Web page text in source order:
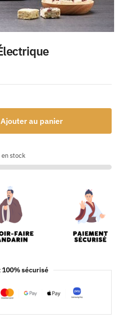
Ajouter au panier
stock
100% sécurisé